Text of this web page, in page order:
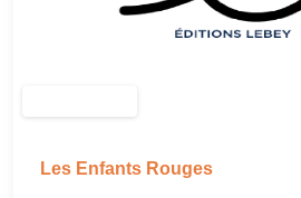
Les Enfants Rouges